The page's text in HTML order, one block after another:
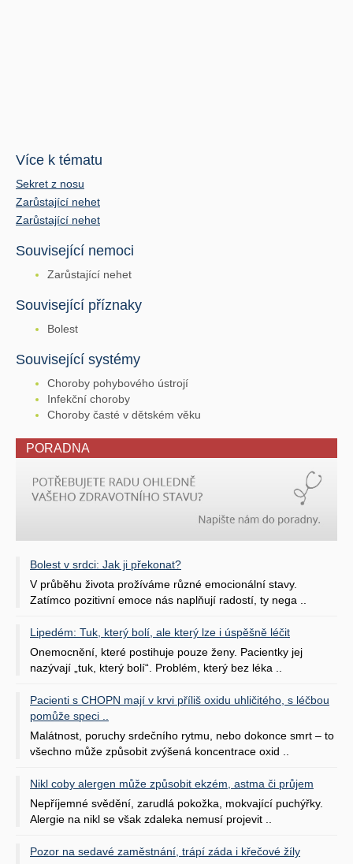
Více k tématu
Sekret z nosu
Zarůstající nehet
Zarůstající nehet
Související nemoci
Zarůstající nehet
Související příznaky
Bolest
Související systémy
Choroby pohybového ústrojí
Infekční choroby
Choroby časté v dětském věku
PORADNA
Bolest v srdci: Jak ji překonat?
V průběhu života prožíváme různé emocionální stavy.
Zatímco pozitivní emoce nás naplňují radostí, ty nega ..
Lipedém: Tuk, který bolí, ale který lze i úspěšně léčit
Onemocnění, které postihuje pouze ženy. Pacientky jej
nazývají „tuk, který bolí“. Problém, který bez léka ..
Pacienti s CHOPN mají v krvi příliš oxidu uhličitého, s léčbou
pomůže speci ..
Malátnost, poruchy srdečního rytmu, nebo dokonce smrt – to
všechno může způsobit zvýšená koncentrace oxid ..
Nikl coby alergen může způsobit ekzém, astma či průjem
Nepříjemné svědění, zarudlá pokožka, mokvající puchýřky.
Alergie na nikl se však zdaleka nemusí projevit ..
Pozor na sedavé zaměstnání, trápí záda i křečové žíly